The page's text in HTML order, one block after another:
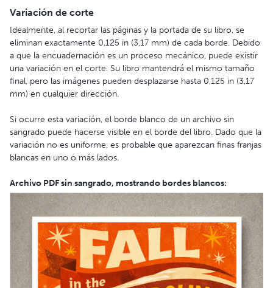
Variación de corte
Idealmente, al recortar las páginas y la portada de su libro, se
eliminan exactamente 0,125 in (3,17 mm) de cada borde. Debido
a que la encuadernación es un proceso mecánico, puede existir
una variación en el corte. Su libro mantendrá el mismo tamaño
final, pero las imágenes pueden desplazarse hasta 0,125 in (3,17
mm) en cualquier dirección.
Si ocurre esta variación, el borde blanco de un archivo sin
sangrado puede hacerse visible en el borde del libro. Dado que la
variación no es uniforme, es probable que aparezcan finas franjas
blancas en uno o más lados.
Archivo PDF sin sangrado, mostrando bordes blancos: